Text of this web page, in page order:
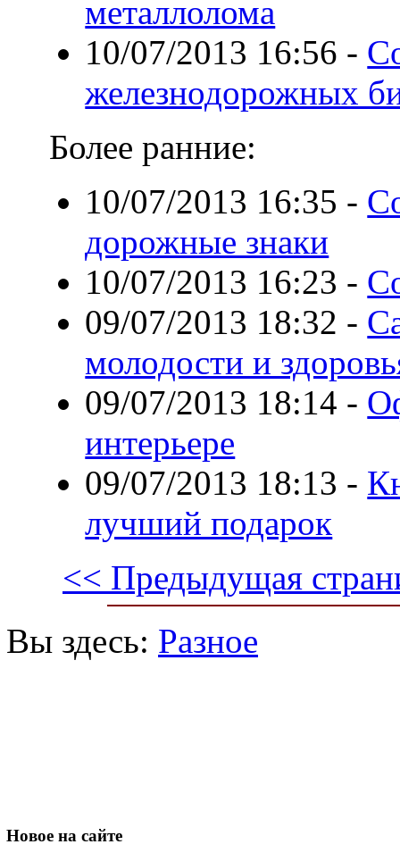
металлолома
10/07/2013 16:56 -
железнодорожных
Более ранние:
10/07/2013 16:35 -
дорожные знаки
10/07/2013 16:23 -
09/07/2013 18:32 -
молодости и
09/07/2013 18:14 -
интерьере
09/07/2013 18:13 -
лучший подарок
<< Предыдущая
Вы здесь: Разное
Новое на сайте